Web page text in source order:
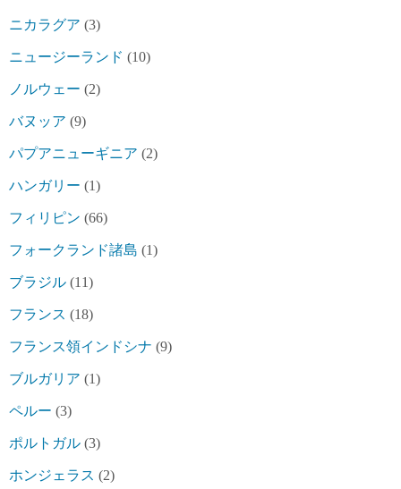
ニカラグア (3)
ニュージーランド (10)
ノルウェー (2)
バヌッア (9)
パプアニューギニア (2)
ハンガリー (1)
フィリピン (66)
フォークランド諸島 (1)
ブラジル (11)
フランス (18)
フランス領インドシナ (9)
ブルガリア (1)
ペルー (3)
ポルトガル (3)
ホンジェラス (2)